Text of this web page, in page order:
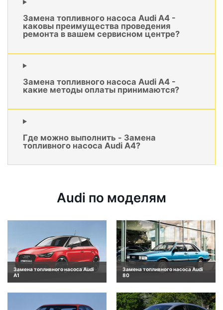
Замена топливного насоса Audi A4 -
каковы преимущества проведения
ремонта в вашем сервисном центре?
Замена топливного насоса Audi A4 -
какие методы оплаты принимаются?
Где можно выполнить - Замена
топливного насоса Audi A4?
Audi по моделям
Замена топливного насоса Audi
A1
Замена топливного насоса Audi
80